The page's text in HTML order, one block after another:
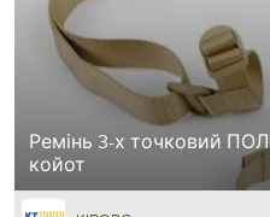
Ремінь 3-х точковий
койот